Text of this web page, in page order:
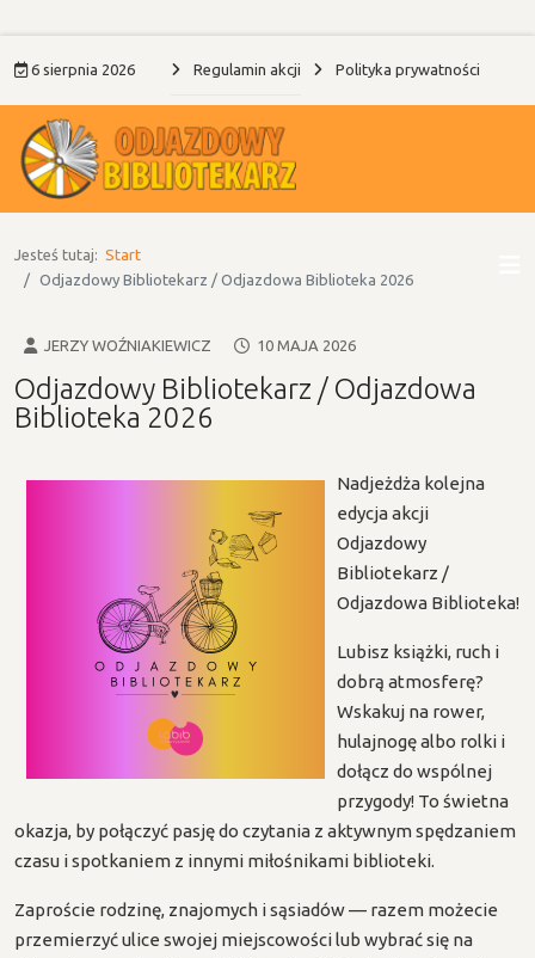
6 sierpnia 2026 Regulamin akcji Polityka prywatności
Jesteś tutaj: Start
Odjazdowy Bibliotekarz / Odjazdowa Biblioteka 2026
JERZY WOŹNIAKIEWICZ 10 MAJA 2026
Odjazdowy Bibliotekarz / Odjazdowa
Biblioteka 2026
Nadjeżdża kolejna
edycja akcji
Odjazdowy
Bibliotekarz /
Odjazdowa Biblioteka!
Lubisz książki, ruch i
dobrą atmosferę?
Wskakuj na rower,
hulajnogę albo rolki i
dołącz do wspólnej
przygody! To świetna
okazja, by połączyć pasję do czytania z aktywnym spędzaniem
czasu i spotkaniem z innymi miłośnikami biblioteki.
Zaproście rodzinę, znajomych i sąsiadów — razem możecie
przemierzyć ulice swojej miejscowości lub wybrać się na